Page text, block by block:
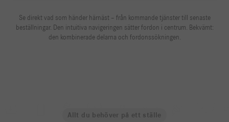
Se direkt vad som händer härnäst – från kommande tjänster till senaste
beställningar. Den intuitiva navigeringen sätter fordon i centrum. Bekvämt:
den kombinerade delarna och fordonssökningen.
Allt du behöver på ett ställe